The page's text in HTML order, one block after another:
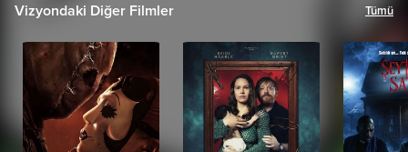
Vizyondaki Diğer Filmler Tümü